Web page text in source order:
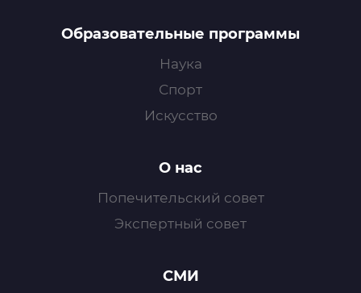
Образовательные программы
Наука
Спорт
Искусство
О нас
Попечительский совет
Экспертный совет
СМИ